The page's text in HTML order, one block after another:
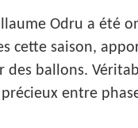
Odru a été
cette saison,
des ballons.
entre